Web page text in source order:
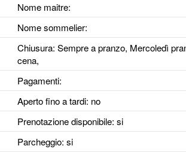
Nome maitre:
Nome sommelier:
Chiusura: Sempre a pranzo, Mercoledì
cena,
Pagamenti:
Aperto fino a tardi: no
Prenotazione disponibile: si
Parcheggio: si